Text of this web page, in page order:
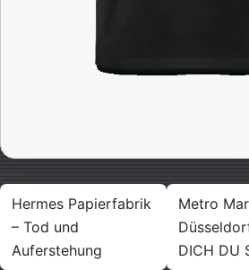
Beitragsnavigation
Hermes Papierfabrik
– Tod und
Auferstehung
Metro
DICH DU